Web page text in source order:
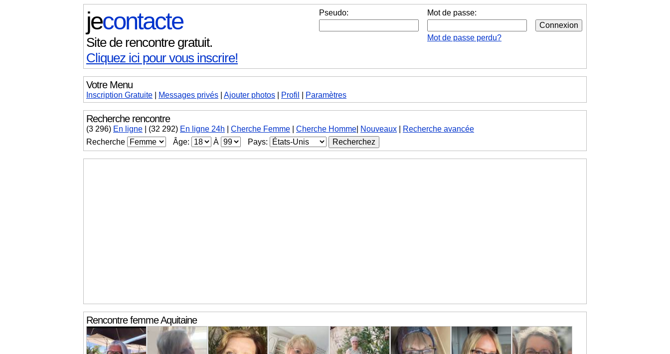
Pseudo: Mot de passe:
Mot de passe perdu?
jecontacte
Site de rencontre gratuit.
Cliquez ici pour vous inscrire!
Votre Menu
Inscription Gratuite Messages privés Ajouter photos Profil Paramètres
Recherche rencontre
(3 296) En ligne (32 292) En ligne 24h Cherche Femme Cherche Homme Nouveaux
Recherche avancée
Recherche
Âge: À Pays:
Rencontre femmeAquitaine